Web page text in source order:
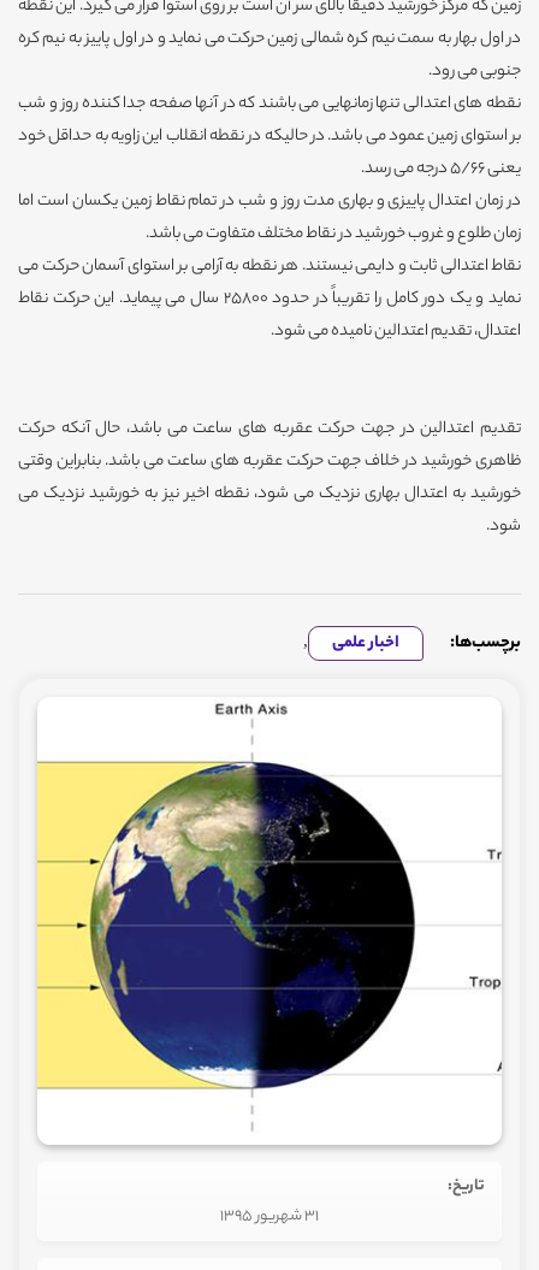
زمین که مرکز خورشید دقیقاً بالای سر آن است بر روی استوا قرار می گیرد. این نقطه
در اول بهار به سمت نیم کره شمالی زمین حرکت می نماید و در اول پاییز به نیم کره
جنوبی می رود.
نقطه های اعتدالی تنها زمانهایی می باشند که در آنها صفحه جدا کننده روز و شب
بر استوای زمین عمود می باشد. در حالیکه در نقطه انقلاب این زاویه به حداقل خود
یعنی 5/66 درجه می رسد.
در زمان اعتدال پاییزی و بهاری مدت روز و شب در تمام نقاط زمین یکسان است اما
زمان طلوع و غروب خورشید در نقاط مختلف متفاوت می باشد.
نقاط اعتدالی ثابت و دایمی نیستند. هر نقطه به آرامی بر استوای آسمان حرکت می
نماید و یک دور کامل را تقریباً در حدود 25800 سال می پیماید. این حرکت نقاط
اعتدال، تقدیم اعتدالین نامیده می شود.
تقدیم اعتدالین در جهت حرکت عقربه های ساعت می باشد، حال آنکه حرکت
ظاهری خورشید در خلاف جهت حرکت عقربه های ساعت می باشد. بنابراین وقتی
خورشید به اعتدال بهاری نزدیک می شود، نقطه اخیر نیز به خورشید نزدیک می
شود.
برچسب‌ها: اخبار علمی ,
تاریخ:
31 شهریور 1395